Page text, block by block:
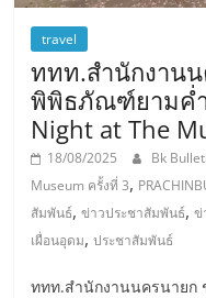
travel
ททท.สำนักงาน
พิพิธภัณฑ์ยามค่ำ
Night at The
18/08/2025 Bk
Museum ครั้งที่ 3,
สัมพันธ์,ข่าวประชาสัมพันธ์,ข่
เผื่อนอุดม,ประชาสัมพันธ์
ททท.สำนักงานนครนาย